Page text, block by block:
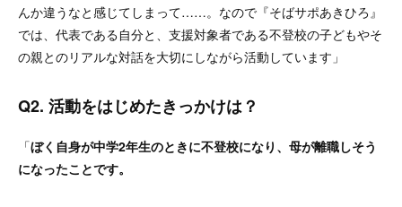
んか違うなと感じてしまって……。なので『そばサポあきひろ』
では、代表である自分と、支援対象者である不登校の子どもやそ
の親とのリアルな対話を大切にしながら活動しています 」
Q2. 活動をはじめたきっかけは？
「ぼく自身が中学2年生のときに不登校になり、母が離職しそう
になったことです。